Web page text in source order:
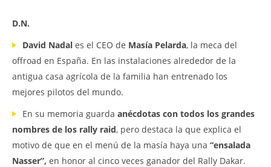
D.N.
David Nadal es el CEO de Masía Pelarda, la meca del
offroad en España. En las instalaciones alrededor de la
antigua casa agrícola de la familia han entrenado los
mejores pilotos del mundo.
En su memoria guarda anécdotas con todos los grandes
nombres de los rally raid, pero destaca la que explica el
motivo de que en el menú de la masía haya una “ensalada
Nasser”, en honor al cinco veces ganador del Rally Dakar.